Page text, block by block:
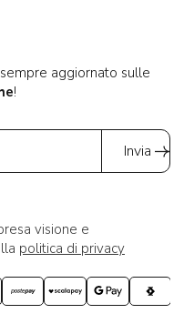
aggiornato sulle
!
Invia
visione e
politica di privacy